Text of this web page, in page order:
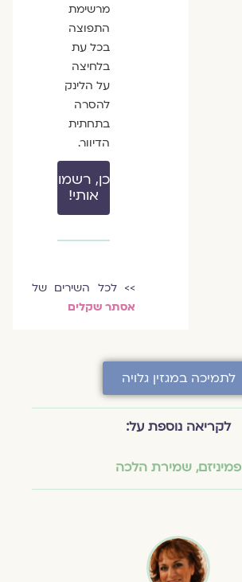
מרשימת
התפוצה
בכל עת
בלחיצה
על הלינק
להסרה
בתחתית
הדיוור.
כן, רשמו
אותי!
>> לכל השירים של
אסתר שקלים
לתמיכה במגזין גלויה
לקריאה נוספת על:
פמיניזם,שמירת הלכה